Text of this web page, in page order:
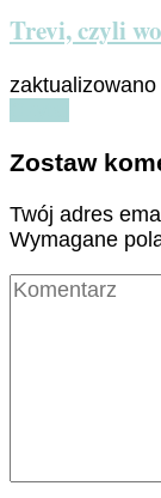
Trevi, czyli
zaktualizowano
Zostaw
Twój adres
Wymagane